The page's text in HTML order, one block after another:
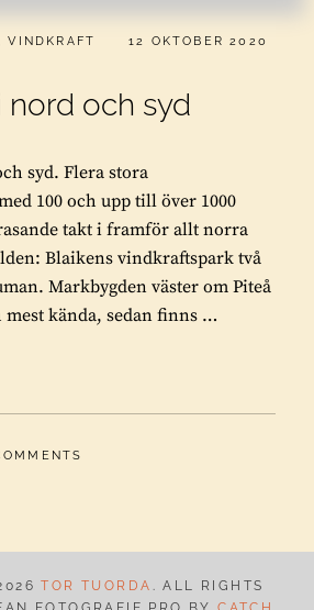
,VINDKRAFT PUBLICERAT
12 OKTOBER 2020
och syd
syd. Flera stora
100 och upp till över 1000
takt i framför allt norra
Blaikens vindkraftspark två
Markbygden väster om Piteå
mest kända, sedan finns …
TOR TUORDA . ALL RIGHTS